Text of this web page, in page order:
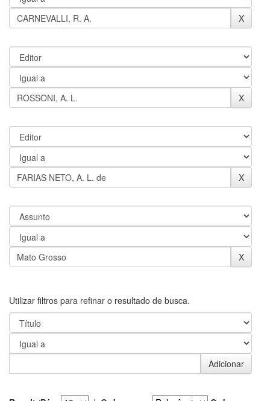
Utilizar filtros para refinar o resultado de busca.